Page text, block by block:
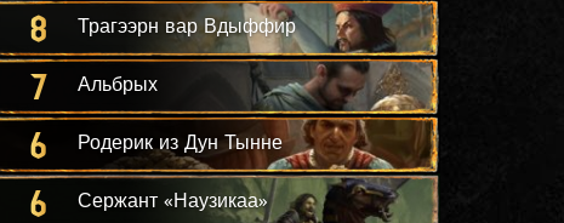
8 Трагээрн вар Вдыффир
7 Альбрых
6 Родерик из Дун Тынне
6 Сержант «Наузикаа»